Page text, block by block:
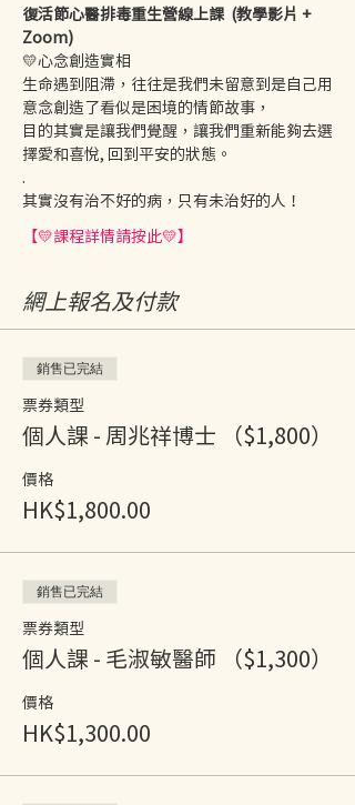
復活節心醫排毒重生營線上課  (教學影片 +
Zoom)
💛心念創造實相
生命遇到阻滯，往往是我們未留意到是自己用
意念創造了看似是困境的情節故事，
目的其實是讓我們覺醒，讓我們重新能夠去選
擇愛和喜悅, 回到平安的狀態。
.
其實沒有治不好的病，只有未治好的人！
【💛課程詳情請按此💛】
網上報名及付款
銷售已完結
票券類型
個人課 - 周兆祥博士 （$1,800）
價格
HK$1,800.00
銷售已完結
票券類型
個人課 - 毛淑敏醫師 （$1,300）
價格
HK$1,300.00